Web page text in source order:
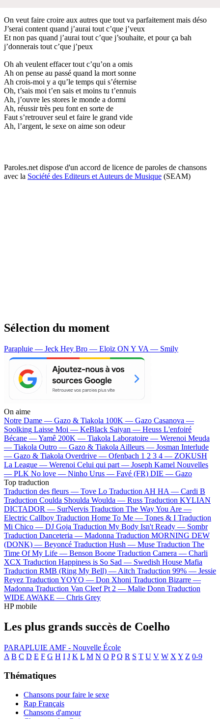
On veut faire croire aux autres que tout va parfaitement mais déso
J’serai content quand j’aurai tout c’que j’veux
Et non pas quand j’aurai tout c’que j’souhaite, et pour ça bah
j’donnerais tout c’que j’peux
Oh ah veulent effacer tout c’qu’on a omis
Ah on pense au passé quand la mort sonne
Ah crois-moi y a qu’le temps qui s’éternise
Oh, t’sais moi t’en sais et moins tu t’ennuis
Ah, j’ouvre les stores le monde a dormi
Ah, réussir très peu font en sorte de
Faut s’retrouver seul et faire le grand vide
Ah, l’argent, le sexe on aime son odeur
Paroles.net dispose d'un accord de licence de paroles de chansons
avec la Société des Editeurs et Auteurs de Musique (SEAM)
Sélection du moment
Parapluie — Jeck Hey Bro — Eloïz ON Y VA — Smily
On aime
Notre Dame — Gazo & Tiakola 100K — Gazo Casanova —
Soolking Laisse Moi — KeBlack Saiyan — Heuss L'enfoiré
Bécane —Yamê 200K — Tiakola Laboratoire — Werenoi Meuda
— Tiakola Outro — Gazo & Tiakola Ailleurs — Josman Interlude
— Gazo & Tiakola Overdrive — Ofenbach 1 2 3 4 — ZOKUSH
La League — Werenoi Celui qui part — Joseph Kamel Nouvelles
— PLK No love — Ninho Urus — Favé (FR) DIE — Gazo
Top traduction
Traduction des fleurs — Tove Lo Traduction AH HA — Cardi B
Traduction Coulda Shoulda Woulda — Russ Traduction KYLIAN
DICTADOR — SurNervis Traduction The Way You Are —
Electric Callboy Traduction Home To Me — Tones & I Traduction
Mi Chico — DJ Goja Traduction My Body Isn't Ready — Sombr
Traduction Danceteria — Madonna Traduction MORNING DEW
(DONK) — Beyoncé Traduction Hush — Muse Traduction The
Time Of My Life — Benson Boone Traduction Camera — Charli
XCX Traduction Happiness is So Sad — Swedish House Mafia
Traduction RMB (Ring My Bell) — Aitch Traduction 99% — Jessie
Reyez Traduction YOYO — Don Xhoni Traduction Bizarre —
Madonna Traduction Van Cleef Pt 2 — Malie Donn Traduction
WIDE AWAKE — Chris Grey
HP mobile
Les plus grands succès de Coelho
PARAPLUIE AMF - Nouvelle École
A B C D E F G H I J K L M N O P Q R S T U V W X Y Z 0-9
Thématiques
Chansons pour faire le sexe
Rap Français
Chansons d'amour